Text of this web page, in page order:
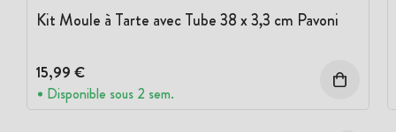
Kit Moule à Tarte avec Tube 38 x 3,3 cm Pavoni
15,99 €
Disponible sous 2 sem.